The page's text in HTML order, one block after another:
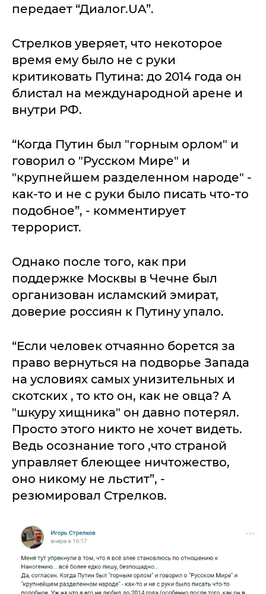
передает “Диалог.UA”.
Стрелков уверяет, что некоторое
время ему было не с руки
критиковать Путина: до 2014 года он
блистал на международной арене и
внутри РФ.
“Когда Путин был "горным орлом" и
говорил о "Русском Мире" и
"крупнейшем разделенном народе" -
как-то и не с руки было писать что-то
подобное”, - комментирует
террорист.
Однако после того, как при
поддержке Москвы в Чечне был
организован исламский эмират,
доверие россиян к Путину упало.
“Если человек отчаянно борется за
право вернуться на подворье Запада
на условиях самых унизительных и
скотских , то кто он, как не овца? А
"шкуру хищника" он давно потерял.
Просто этого никто не хочет видеть.
Ведь осознание того ,что страной
управляет блеющее ничтожество,
оно никому не льстит”, -
резюмировал Стрелков.